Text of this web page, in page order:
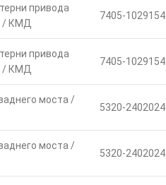
привода
/ КМД
7405-1029154
привода
/ КМД
7405-1029154
моста /
5320-2402024
моста /
5320-2402024